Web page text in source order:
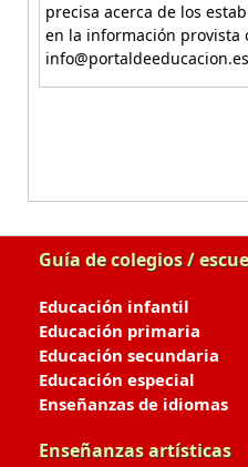
precisa acerca de los
en la información provista
Guía de colegios /
Educación infantil
Educación primaria
Educación secundaria
Educación especial
Enseñanzas de idiomas
Enseñanzas artísticas